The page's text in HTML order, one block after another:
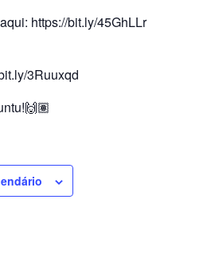
https://bit.ly/45GhLLr
3Ruuxqd